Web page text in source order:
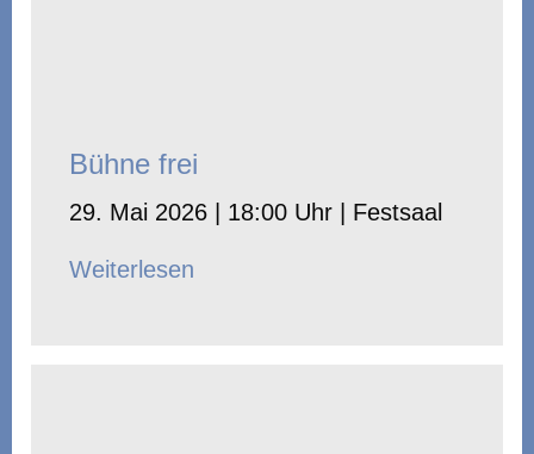
Bühne frei
29. Mai 2026 | 18:00 Uhr | Festsaal
Weiterlesen